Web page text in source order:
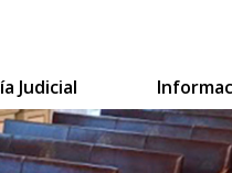
Judicial